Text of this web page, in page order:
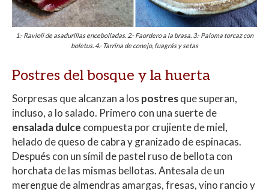
1.- Ravioli de asadurillas encebolladas. 2.- Faordero a la brasa. 3.- Paloma torcaz con
boletus. 4.- Tarrina de conejo, fuagrás y setas
Postres del bosque y la huerta
Sorpresas que alcanzan a los postresque superan,
incluso, a lo salado. Primero con una suerte de
ensalada dulce compuesta por crujiente de miel,
helado de queso de cabra y granizado de espinacas.
Después con un símil de pastel ruso de bellota con
horchata de las mismas bellotas. Antesala de un
merengue de almendras amargas, fresas, vino rancio y